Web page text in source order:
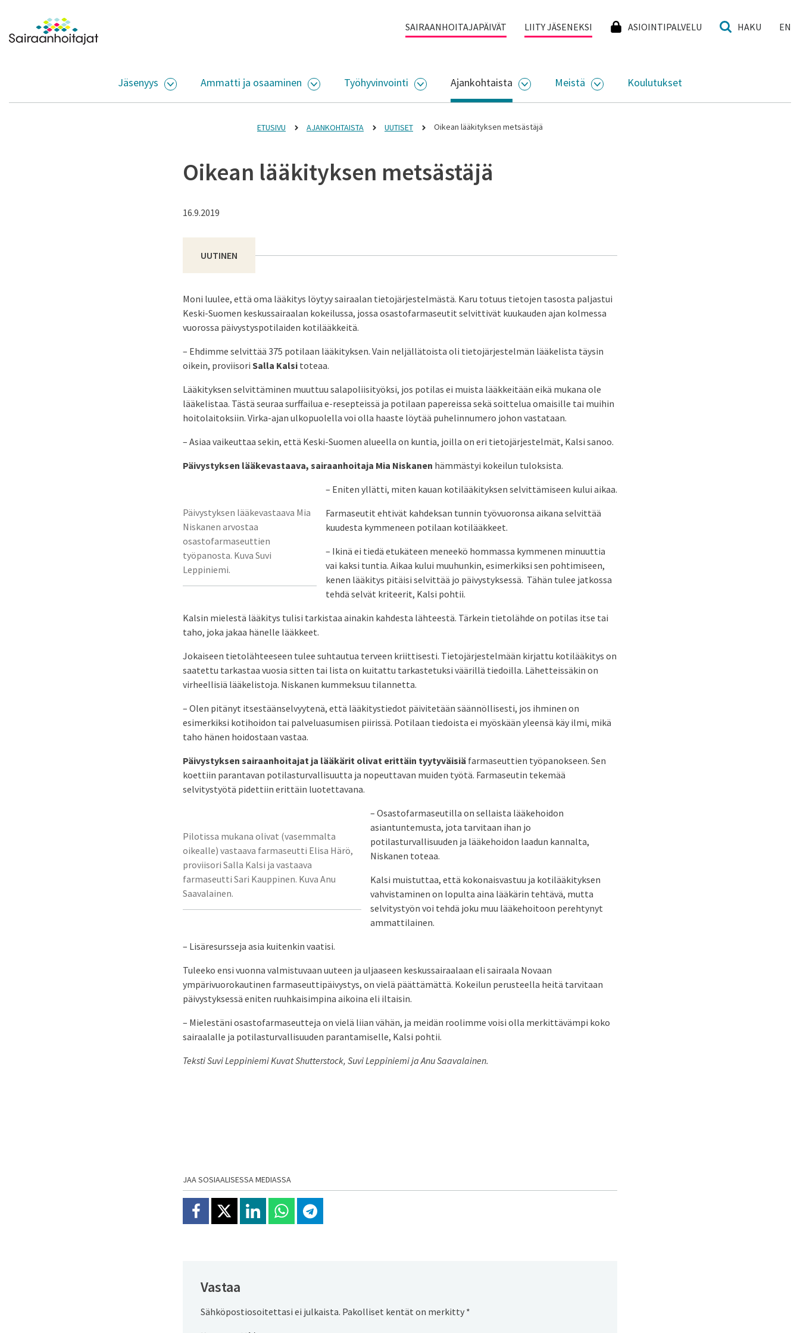
Siirry sisältöön
Etusivulle SAIRAANHOITAJAPÄIVÄT LIITY JÄSENEKSI ASIOINTIPALVELU HAKU EN
Jäsenyys
AVAA ALASIVUJEN VALIKKO
Ammatti ja osaaminen
AVAA ALASIVUJEN VALIKKO
Työhyvinvointi
AVAA ALASIVUJEN VALIKKO
Ajankohtaista
AVAA ALASIVUJEN VALIKKO
Meistä
AVAA ALASIVUJEN VALIKKO
Koulutukset
ETUSIVU AJANKOHTAISTA UUTISET Oikean lääkityksen metsästäjä
Oikean lääkityksen metsästäjä
16.9.2019
UUTINEN
Moni luulee, että oma lääkitys löytyy sairaalan tietojärjestelmästä. Karu totuus tietojen tasosta paljastui
Keski-Suomen keskussairaalan kokeilussa, jossa osastofarmaseutit selvittivät kuukauden ajan kolmessa
vuorossa päivystyspotilaiden kotilääkkeitä.
– Ehdimme selvittää 375 potilaan lääkityksen. Vain neljällätoista oli tietojärjestelmän lääkelista täysin
oikein, proviisori Salla Kalsi toteaa.
Lääkityksen selvittäminen muuttuu salapoliisityöksi, jos potilas ei muista lääkkeitään eikä mukana ole
lääkelistaa. Tästä seuraa surffailua e-resepteissä ja potilaan papereissa sekä soittelua omaisille tai muihin
hoitolaitoksiin. Virka-ajan ulkopuolella voi olla haaste löytää puhelinnumero johon vastataan.
– Asiaa vaikeuttaa sekin, että Keski-Suomen alueella on kuntia, joilla on eri tietojärjestelmät, Kalsi sanoo.
Päivystyksen lääkevastaava, sairaanhoitaja Mia Niskanen hämmästyi kokeilun tuloksista.
Päivystyksen lääkevastaava Mia
Niskanen arvostaa
osastofarmaseuttien
työpanosta. Kuva Suvi
Leppiniemi.
– Eniten yllätti, miten kauan kotilääkityksen selvittämiseen kului aikaa.
Farmaseutit ehtivät kahdeksan tunnin työvuoronsa aikana selvittää
kuudesta kymmeneen potilaan kotilääkkeet.
– Ikinä ei tiedä etukäteen meneekö hommassa kymmenen minuuttia
vai kaksi tuntia. Aikaa kului muuhunkin, esimerkiksi sen pohtimiseen,
kenen lääkitys pitäisi selvittää jo päivystyksessä. Tähän tulee jatkossa
tehdä selvät kriteerit, Kalsi pohtii.
Kalsin mielestä lääkitys tulisi tarkistaa ainakin kahdesta lähteestä. Tärkein tietolähde on potilas itse tai
taho, joka jakaa hänelle lääkkeet.
Jokaiseen tietolähteeseen tulee suhtautua terveen kriittisesti. Tietojärjestelmään kirjattu kotilääkitys on
saatettu tarkastaa vuosia sitten tai lista on kuitattu tarkastetuksi väärillä tiedoilla. Lähetteissäkin on
virheellisiä lääkelistoja. Niskanen kummeksuu tilannetta.
– Olen pitänyt itsestäänselvyytenä, että lääkitystiedot päivitetään säännöllisesti, jos ihminen on
esimerkiksi kotihoidon tai palveluasumisen piirissä. Potilaan tiedoista ei myöskään yleensä käy ilmi, mikä
taho hänen hoidostaan vastaa.
Päivystyksen sairaanhoitajat ja lääkärit olivat erittäin tyytyväisiä farmaseuttien työpanokseen. Sen
koettiin parantavan potilasturvallisuutta ja nopeuttavan muiden työtä. Farmaseutin tekemää
selvitystyötä pidettiin erittäin luotettavana.
Pilotissa mukana olivat (vasemmalta
oikealle) vastaava farmaseutti Elisa Härö,
proviisori Salla Kalsi ja vastaava
farmaseutti Sari Kauppinen. Kuva Anu
Saavalainen.
– Osastofarmaseutilla on sellaista lääkehoidon
asiantuntemusta, jota tarvitaan ihan jo
potilasturvallisuuden ja lääkehoidon laadun kannalta,
Niskanen toteaa.
Kalsi muistuttaa, että kokonaisvastuu ja kotilääkityksen
vahvistaminen on lopulta aina lääkärin tehtävä, mutta
selvitystyön voi tehdä joku muu lääkehoitoon perehtynyt
ammattilainen.
– Lisäresursseja asia kuitenkin vaatisi.
Tuleeko ensi vuonna valmistuvaan uuteen ja uljaaseen keskussairaalaan eli sairaala Novaan
ympärivuorokautinen farmaseuttipäivystys, on vielä päättämättä. Kokeilun perusteella heitä tarvitaan
päivystyksessä eniten ruuhkaisimpina aikoina eli iltaisin.
– Mielestäni osastofarmaseutteja on vielä liian vähän, ja meidän roolimme voisi olla merkittävämpi koko
sairaalalle ja potilasturvallisuuden parantamiselle, Kalsi pohtii.
Teksti Suvi Leppiniemi Kuvat Shutterstock, Suvi Leppiniemi ja Anu Saavalainen.
JAA SOSIAALISESSA MEDIASSA
Jaa Facebookissa
Jaa X:ssäJaa Linkedinissä
Jaa Whatsappissa
Jaa Telegramissa
Vastaa
Sähköpostiosoitettasi ei julkaista. Pakolliset kentät on merkitty *